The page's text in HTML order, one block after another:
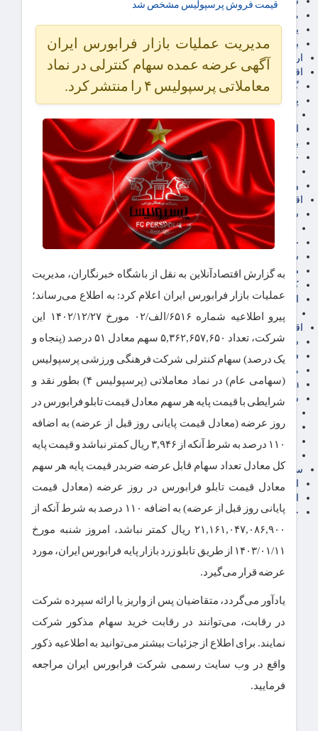
مالیات
یارانه و معیشت مردم
برق، آب و انرژی
ارز دیجیتال
اقتصاد اجتماعی
گردشگری
پزشکی، سلامت و زیبایی
اجتماعی
بازنشستگان
حقوق و قضایی
دفتر وکیل
ورزشی
اقتصاد شهری و روستایی
شهر و مسکن و عمران
گسترش ساختمان
حمل و نقل
شهرک های صنعتی
صنایع غذایی
کشاورزی و دامداری
اخبار استان ها
استان تهران
اقتصاد بین الملل
سیاسی
فارکس
مناطق آزاد تجاری
24intermedia
سایر اخبار اقتصادی
فناوری
آگهی رسمی و مزایده
سایر رسانه ها
اقتصاد فارسی
خرید انواع دیزل ژنراتور
قیمت فروش پرسپولیس مشخص شد
مدیریت عملیات بازار فرابورس ایران
آگهی عرضه عمده سهام کنترلی در نماد
معاملاتی پرسپولیس ۴ را منتشر کرد.
به گزارش اقتصادآنلاین به نقل از باشگاه خبرنگاران، مدیریت
عملیات بازار فرابورس ایران اعلام کرد: به اطلاع می‌رساند؛
پیرو اطلاعیه شماره ۶۵۱۶/الف/۰۲ مورخ ۱۴۰۲/۱۲/۲۷ این
شرکت، تعداد ۵,۳۶۲,۶۵۷,۶۵۰ سهم معادل ۵۱ درصد (پنجاه و
یک درصد) سهام کنترلی شرکت فرهنگی ورزشی پرسپولیس
(سهامی عام) در نماد معاملاتی (پرسپولیس ۴) بطور نقد و
شرایطی با قیمت پایه هر سهم معادل قیمت تابلو فرابورس در
روز عرضه (معادل قیمت پایانی روز قبل از عرضه) به اضافه
۱۱۰ درصد به شرط آنکه از ۳,۹۴۶ ریال کمتر نباشد و قیمت پایه
کل معادل تعداد سهام قابل عرضه ضربدر قیمت پایه هر سهم
معادل قیمت تابلو فرابورس در روز عرضه (معادل قیمت
پایانی روز قبل از عرضه) به اضافه ۱۱۰ درصد به شرط آنکه از
۲۱,۱۶۱,۰۴۷,۰۸۶,۹۰۰ ریال کمتر نباشد، امروز شنبه مورخ
۱۴۰۳/۰۱/۱۱ از طریق تابلو زرد بازار پایه فرابورس ایران، مورد
عرضه قرار می‌گیرد.
یادآور می‌گردد، متقاضیان پس از واریز یا ارائه سپرده شرکت
در رقابت، می‌توانند در رقابت خرید سهام مذکور شرکت
نمایند. برای اطلاع از جزئیات بیشتر می‌توانید به اطلاعیه ذکور
واقع در وب سایت رسمی شرکت فرابورس ایران مراجعه
فرمایید.